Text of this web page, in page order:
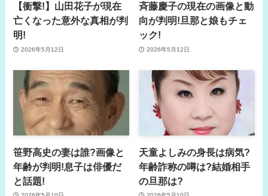
【衝撃!】山田花子が現在
亡くなった意外な真相が判
明!
2026年5月12日
斉藤慶子の現在の画像と動
向が判明!旦那と娘もチェ
ック!
2026年5月12日
笹野高史の妻は誰?画像と
年齢が判明!息子は俳優だ
と話題!
天童よしみの身長は病気?
年齢詐称の噂は?結婚相手
の旦那は?